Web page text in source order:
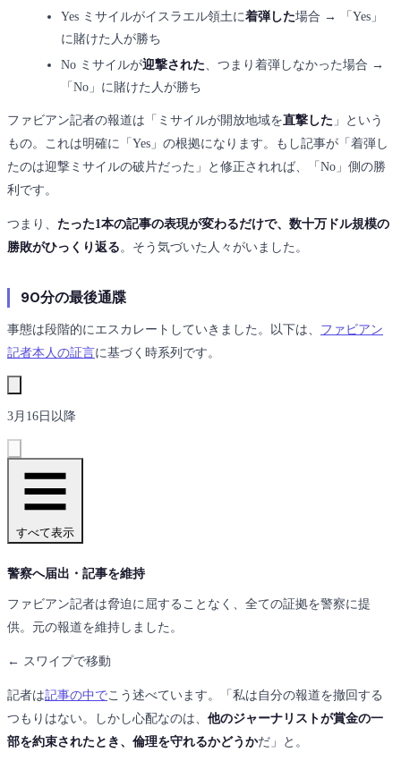
Yes ミサイルがイスラエル領土に着弾した場合 → 「Yes」
に賭けた人が勝ち
No ミサイルが迎撃された 、つまり着弾しなかった場合 →
「No」に賭けた人が勝ち
ファビアン記者の報道は「ミサイルが開放地域を直撃した 」という
もの。これは明確に「Yes」の根拠になります。もし記事が「着弾し
たのは迎撃ミサイルの破片だった」と修正されれば、「No」側の勝
利です。
つまり、 たった1本の記事の表現が変わるだけで、数十万ドル規模の
勝敗がひっくり返る 。そう気づいた人々がいました。
90分の最後通牒
事態は段階的にエスカレートしていきました。以下は、 ファビアン
記者本人の証言に基づく時系列です。
3月16日以降
すべて表示
警察へ届出・記事を維持
ファビアン記者は脅迫に屈することなく、全ての証拠を警察に提
供。元の報道を維持しました。
← スワイプで移動
記者は記事の中でこう述べています。「私は自分の報道を撤回する
つもりはない。しかし心配なのは、 他のジャーナリストが賞金の一
部を約束されたとき、倫理を守れるかどうかだ」と。